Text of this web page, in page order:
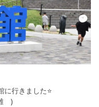
に行きました⭐
)